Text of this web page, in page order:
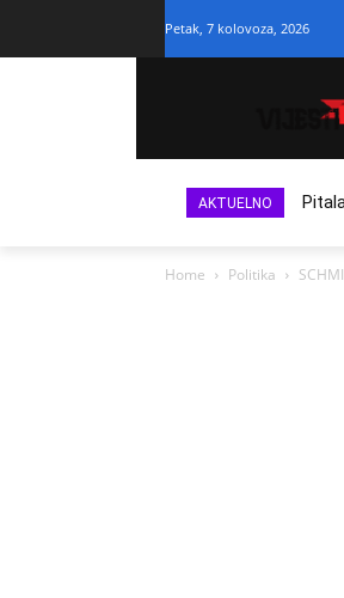
Petak, 7 kolovoza, 2026
AKTUELNO
Home Politika